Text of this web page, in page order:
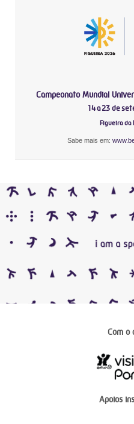
Campeonato Mundial
14 a 23 de
Figueira da
Sabe mais em:
Com o
Apoios